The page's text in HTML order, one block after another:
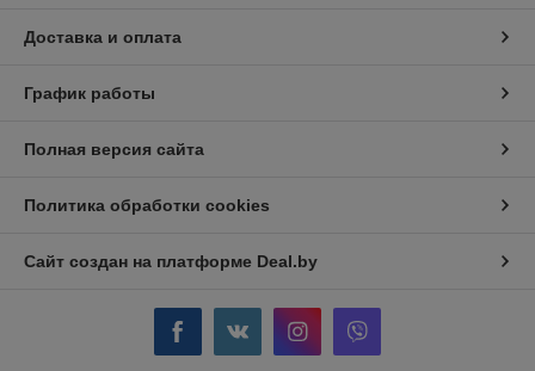
Доставка и оплата
График работы
Полная версия сайта
Политика обработки cookies
Сайт создан на платформе Deal.by